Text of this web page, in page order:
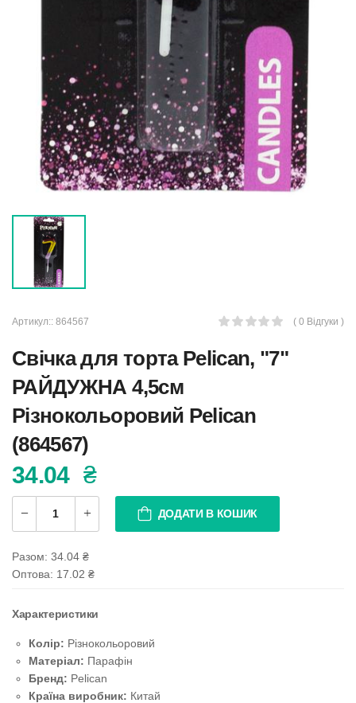
Артикул:: 864567 ( 0 Відгуки )
Свічка для торта Pelican, "7"
РАЙДУЖНА 4,5см
Різнокольоровий Pelican
(864567)
34.04 ₴
ДОДАТИ В КОШИК
Разом: 34.04 ₴
Оптова: 17.02 ₴
Характеристики
Колір: Різнокольоровий
Матеріал: Парафін
Бренд: Pelican
Країна виробник: Китай